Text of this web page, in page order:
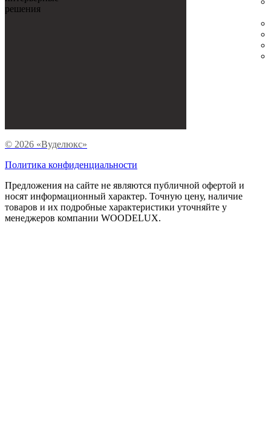
решения
© 2026 «Вуделюкс»
Политика конфиденциальности
Предложения на сайте не являются публичной офертой и
носят информационный характер. Точную цену, наличие
товаров и их подробные характеристики уточняйте у
менеджеров компании WOODELUX.